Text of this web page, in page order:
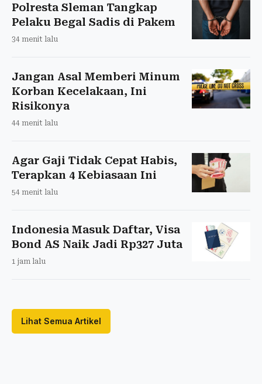
Polresta Sleman Tangkap
Pelaku Begal Sadis di Pakem
34 menit lalu
Jangan Asal Memberi Minum
Korban Kecelakaan, Ini
Risikonya
44 menit lalu
Agar Gaji Tidak Cepat Habis,
Terapkan 4 Kebiasaan Ini
54 menit lalu
Indonesia Masuk Daftar, Visa
Bond AS Naik Jadi Rp327 Juta
1 jam lalu
Lihat Semua Artikel